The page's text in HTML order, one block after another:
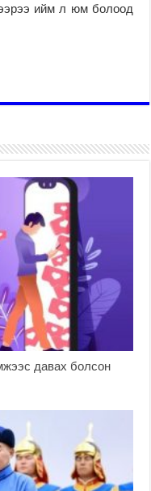
ийм л юм болоод
давах болсон